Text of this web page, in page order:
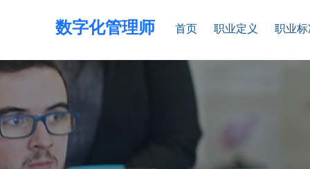
数字化管理师 首页 职业定义 职业标